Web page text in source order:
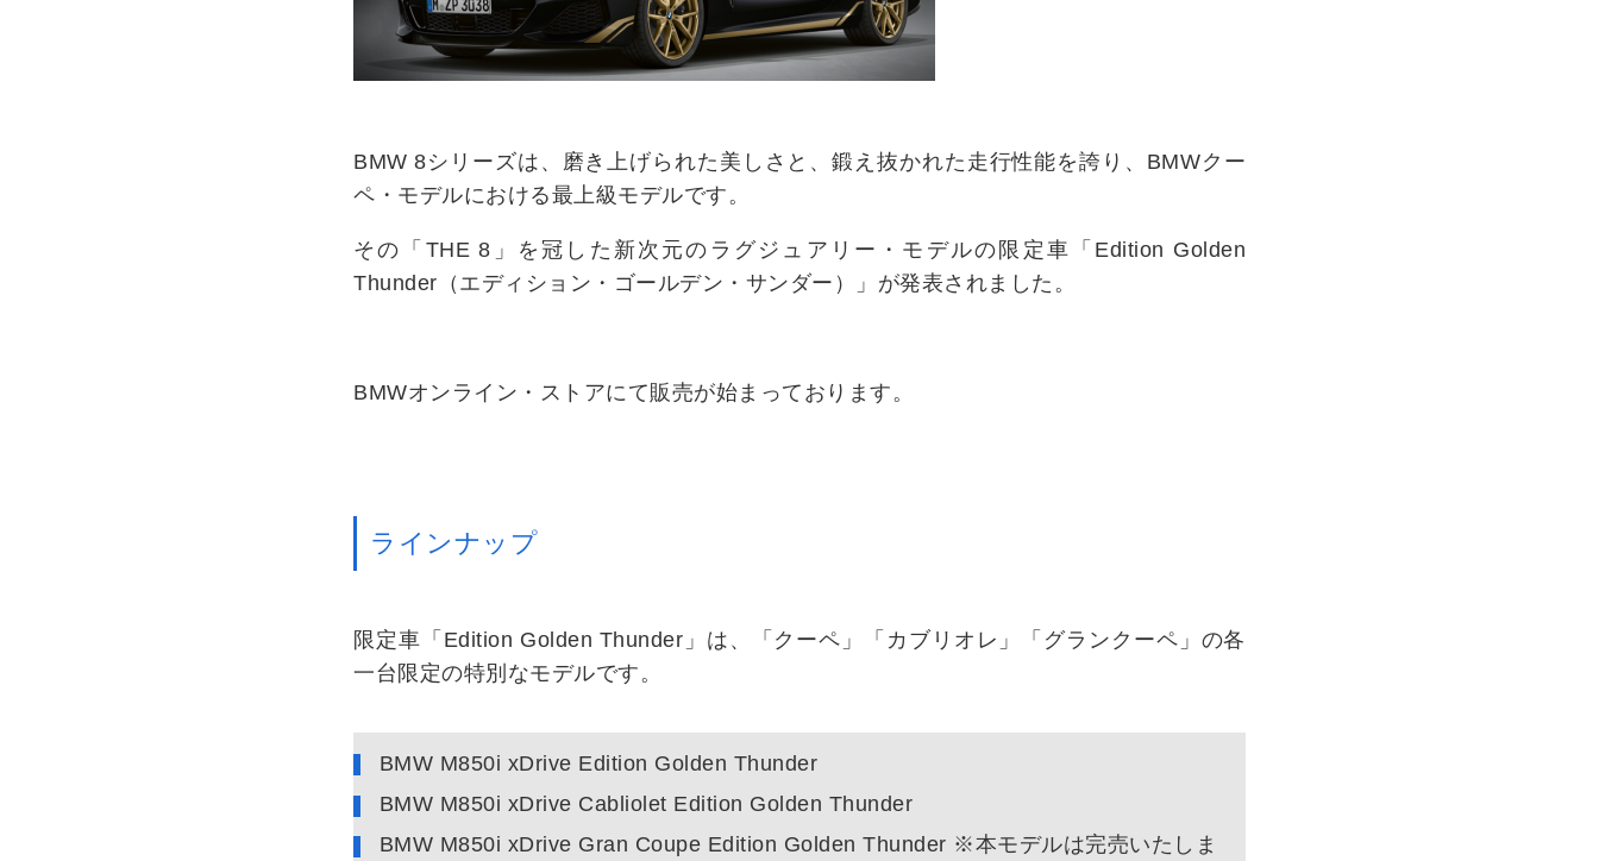
BMW 8シリーズは、磨き上げられた美しさと、鍛え抜かれた走行性能を誇り、BMWクー
ペ・モデルにおける最上級モデルです。
その「THE 8」を冠した新次元のラグジュアリー・モデルの限定車「Edition Golden
Thunder（エディション・ゴールデン・サンダー）」が発表されました。
BMWオンライン・ストアにて販売が始まっております。
ラインナップ
限定車「Edition Golden Thunder」は、「クーペ」「カブリオレ」「グランクーペ」の各
一台限定の特別なモデルです。
BMW M850i xDrive Edition Golden Thunder
BMW M850i xDrive Cabliolet Edition Golden Thunder
BMW M850i xDrive Gran Coupe Edition Golden Thunder ※本モデルは完売いたしま